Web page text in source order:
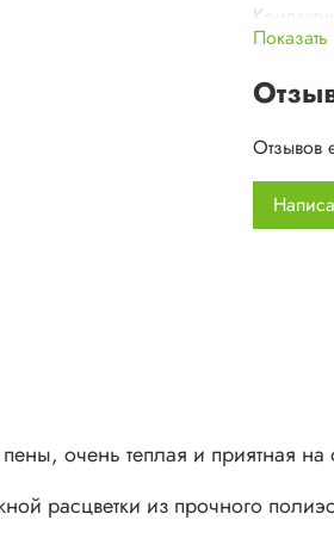
много
Размер:
Отзывов
очень теплая и приятная
расцветки из прочного